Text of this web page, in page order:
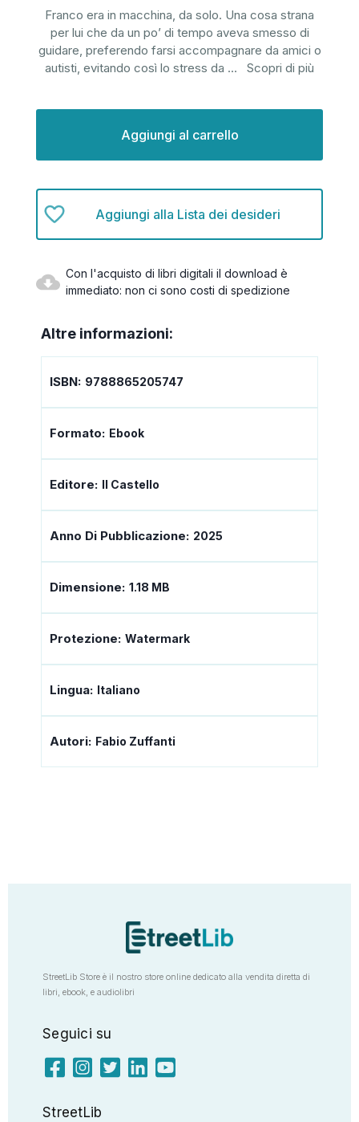
Franco era in macchina, da solo. Una cosa strana
per lui che da un po’ di tempo aveva smesso di
guidare, preferendo farsi accompagnare da amici o
autisti, evitando così lo stress da ... Scopri di più
Aggiungi alla Lista dei desideri
Con l'acquisto di libri digitali il download è
immediato: non ci sono costi di spedizione
Altre informazioni:
ISBN: 9788865205747
Formato: Ebook
Editore: Il Castello
Anno Di Pubblicazione: 2025
Dimensione: 1.18 MB
Protezione: Watermark
Lingua: Italiano
Autori: Fabio Zuffanti
StreetLib Store è il nostro store online dedicato alla vendita diretta di
libri, ebook, e audiolibri
Seguici su
StreetLib